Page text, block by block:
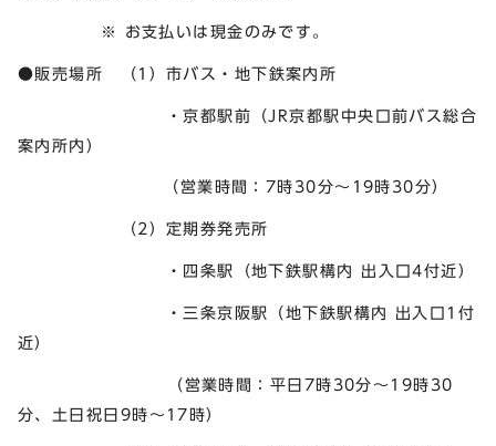
※ お支払いは現金のみです。
●販売場所 （1）市バス・地下鉄案内所
・京都駅前（JR京都駅中央口前バス総合
案内所内）
（営業時間：7時30分～19時30分）
（2）定期券発売所
・四条駅（地下鉄駅構内 出入口4付近）
・三条京阪駅（地下鉄駅構内 出入口1付
近）
（営業時間：平日7時30分～19時30
分、土日祝日9時～17時）